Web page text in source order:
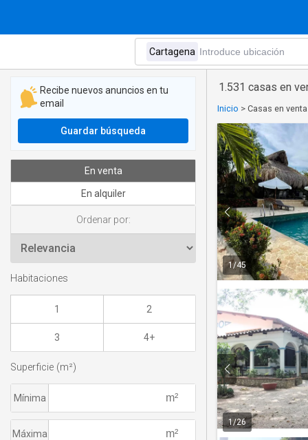
1.531 casas en
Inicio > Casas en
1/45
1/26
Recibe nuevos anuncios en tu
email
Guardar búsqueda
En venta
En alquiler
Ordenar por:
Habitaciones
1 2
3 4+
Superficie (m²)
Mínima
Máxima